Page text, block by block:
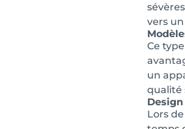
vers
Ce
un
qualité
Lors